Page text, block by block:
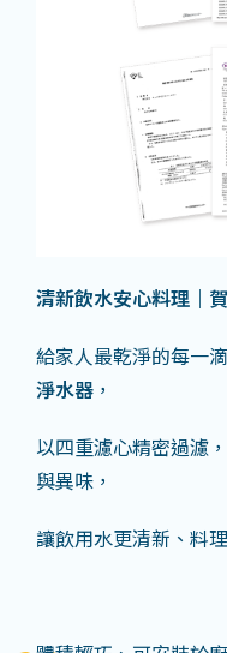
清新飲水安心料理｜
給家人最乾淨的每一
淨水器 ，
以四重濾心精密過濾
與異味，
讓飲用水更清新、料